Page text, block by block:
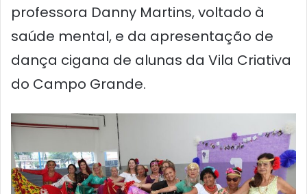
professora Danny Martins, voltado à
saúde mental, e da apresentação de
dança cigana de alunas da Vila Criativa
do Campo Grande.